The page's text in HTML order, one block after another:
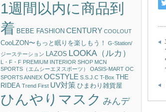
1週間以内に商品到
着 BEBE FASHION CENTURY COOLOUT
CooLZON〜もっと眠りを楽しもう！
G-Station/
ジーステーション LAZOS LOOKA（ルカ）
L・F・F PREMIUM INTERIOR SHOP MCN
SPORTS（エムシーエヌスポーツ）
OASIS-MART OC
SPORTS ANNEX OCSTYLE S.S.J.C T-Box THE
RIDEA Trend First UV対策 ひまわり雑貨屋
ひんやりマスク みんデ